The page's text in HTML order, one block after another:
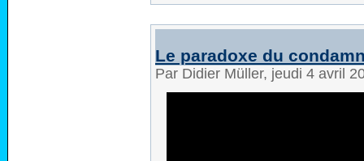
Le paradoxe du
Par Didier Müller, jeudi 4 avril